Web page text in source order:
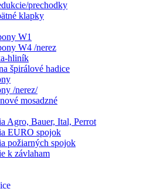
prechodky
klapky
W1
W4 /nerez
hliník
špirálové hadice
/nerez/
mosadzné
Agro, Bauer, Ital, Perrot
EURO spojok
požiarných spojok
k závlaham